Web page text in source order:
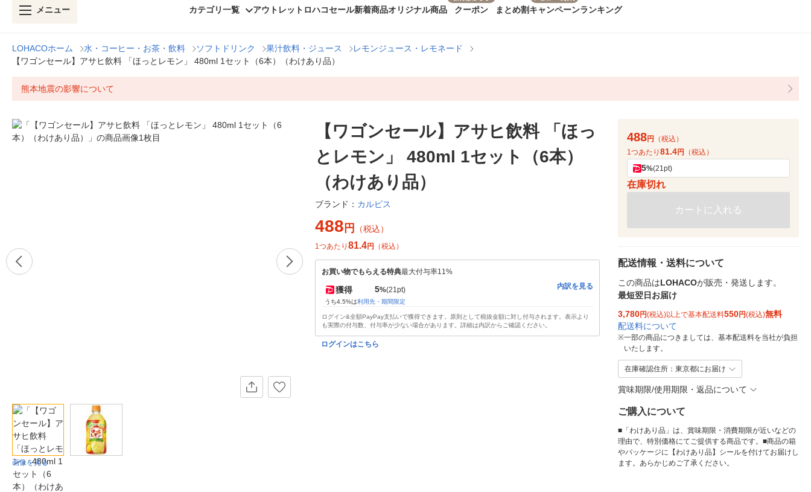
メニュー カテゴリ一覧 アウトレット ロハコセール新着商品オリジナル商品 クーポン まとめ割キャンペーンランキング
LOHACOホーム 水・コーヒー・お茶・飲料 ソフトドリンク 果汁飲料・ジュース
レモンジュース・レモネード
【ワゴンセール】アサヒ飲料 「ほっとレモン」 480ml 1セット（6本）（わけあり品）
熊本地震の影響について
画像を見る
【ワゴンセール】アサヒ飲料 「ほっ
とレモン」 480ml 1セット（6本）
（わけあり品）
ブランド： カルピス
488 円 （税込）
1つあたり 81.4円 （税込）
お買い物でもらえる特典最大付与率11%
獲得 5%(21pt)
うち4.5%は利用先・期間限定
内訳を見る
ログイン&全額PayPay支払いで獲得できます。原則として税抜金額に対し付与されます。表示より
も実際の付与数、付与率が少ない場合があります。詳細は内訳からご確認ください。
ログインはこちら
488円
（税込）
1つあたり 81.4円 （税込）
5%(21pt)
在庫切れ
カートに入れる
配送情報・送料について
この商品はLOHACOが販売・発送します。
最短翌日お届け
3,780円(税込)以上で基本配送料550円(税込)無料
配送料について
※一部の商品につきましては、基本配送料を当社が負担
いたします。
在庫確認住所：東京都にお届け
賞味期限/使用期限・返品について
ご購入について
■「わけあり品」は、賞味期限・消費期限が近いなどの
理由で、特別価格にてご提供する商品です。■商品の箱
やパッケージに【わけあり品】シールを付けてお届けし
ます。あらかじめご了承ください。